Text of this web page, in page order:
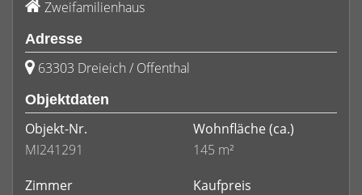
Zweifamilienhaus
Adresse
63303 Dreieich / Offenthal
Objektdaten
Objekt-Nr.
MI241291
Wohnfläche(ca.)
145 m²
Zimmer
Kaufpreis